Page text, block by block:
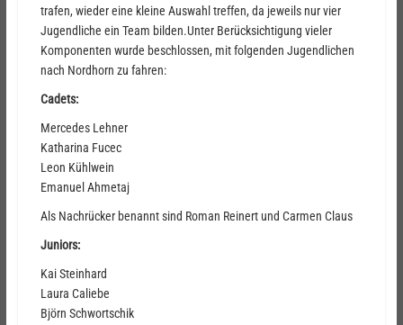
trafen, wieder eine kleine Auswahl treffen, da jeweils nur vier
Jugendliche ein Team bilden.Unter Berücksichtigung vieler
Komponenten wurde beschlossen, mit folgenden Jugendlichen
nach Nordhorn zu fahren:
Cadets:
Mercedes Lehner
Katharina Fucec
Leon Kühlwein
Emanuel Ahmetaj
Als Nachrücker benannt sind Roman Reinert und Carmen Claus
Juniors:
Kai Steinhard
Laura Caliebe
Björn Schwortschik